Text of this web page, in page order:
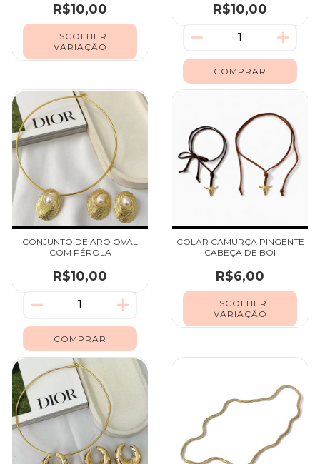
R$10,00
ESCOLHER
VARIAÇÃO
R$10,00
CONJUNTO DE ARO OVAL
COM PÉROLA
R$10,00
COLAR CAMURÇA PINGENTE
CABEÇA DE BOI
R$6,00
ESCOLHER
VARIAÇÃO